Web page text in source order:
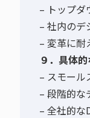
– トップダ
– 社内のデ
– 変革に耐
９．具体
– スモール
– 段階的な
– 全社的な